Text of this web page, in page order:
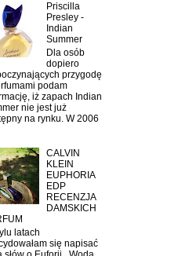
Priscilla
Presley -
Indian
Summer
Dla osób
dopiero
przygodę
podam
iż zapach Indian
nie jest już
na rynku. W 2006
CALVIN
KLEIN
EUPHORIA
EDP
RECENZJA
DAMSKICH
latach
się napisać